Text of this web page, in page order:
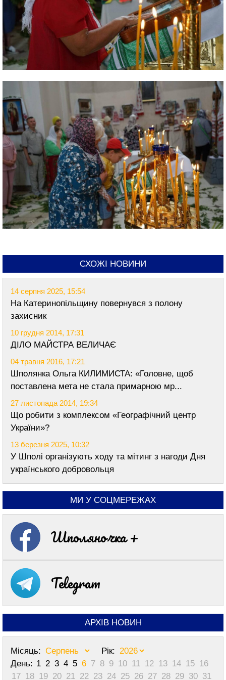
СХОЖІ НОВИНИ
14 серпня 2025, 15:54
На Катеринопільщину повернувся з полону
захисник
10 грудня 2014, 17:31
ДІЛО МАЙСТРА ВЕЛИЧАЄ
04 травня 2016, 17:21
Шполянка Ольга КИЛИМИСТА: «Головне, щоб
поставлена мета не стала примарною мр...
27 листопада 2014, 19:34
Що робити з комплексом «Географічний центр
України»?
13 березня 2025, 10:32
У Шполі організують ходу та мітинг з нагоди Дня
українського добровольця
МИ У СОЦМЕРЕЖАХ
Шполяночка +
Telegram
АРХІВ НОВИН
Місяць:
Рік:
День: 1 2 3 4 5 6 7 8 9 10 11 12 13 14 15 16
17 18 19 20 21 22 23 24 25 26 27 28 29 30 31